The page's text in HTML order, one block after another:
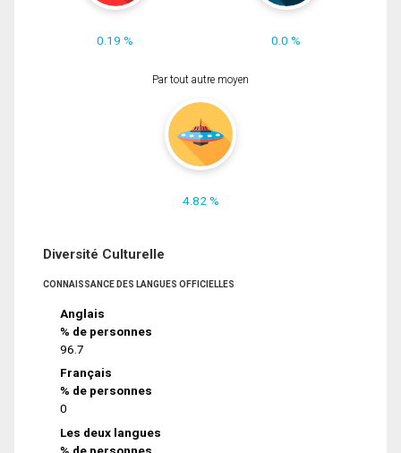
0.19 % 0.0 %
Par tout autre moyen
4.82 %
Diversité Culturelle
CONNAISSANCE DES LANGUES OFFICIELLES
Anglais
% de personnes
96.7
Français
% de personnes
0
Les deux langues